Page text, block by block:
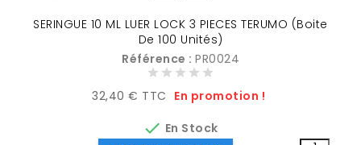
SERINGUE 10 ML LUER LOCK 3 PIECES TERUMO (Boite
De 100 Unités)
Référence : PR0024
Prix
32,40 € TTC En promotion !
 En Stock